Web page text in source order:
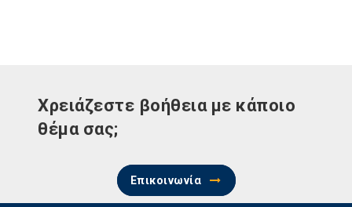
Χρειάζεστε βοήθεια με κάποιο
θέμα σας;
Επικοινωνία